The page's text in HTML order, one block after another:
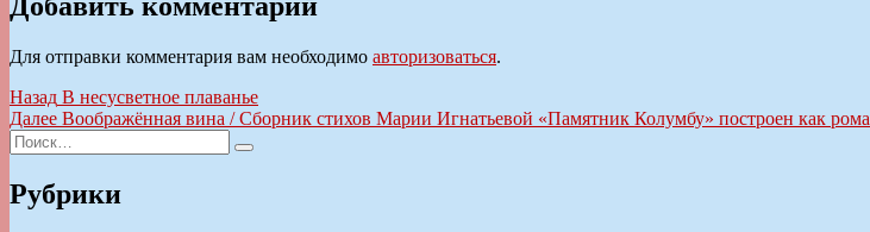
Для отправки комментария вам необходимо авторизоваться.
Навигация
по
записям
Назад Предыдущая
запись:
В несусветное плаванье
Далее Следующая
Воображённая вина / Сборник стихов Марии Игнатьевой «Памятник Колумбу» построен как
Искать:
Поиск
Рубрики